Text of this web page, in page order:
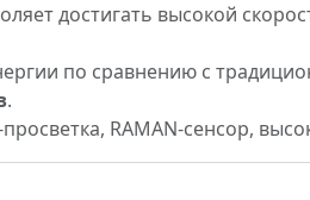
достигать высокой
по сравнению с
.
RAMAN-сенсор,